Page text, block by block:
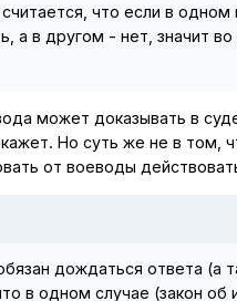
что если в
а в другом - нет, значит
может доказывать в
Но суть же не в том,
от воеводы
дождаться ответа (а
в одном случае (закон об